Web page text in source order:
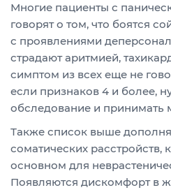
Многие пациенты с
говорят о том, что боятся
с проявлениями
страдают аритмией,
симптом из всех еще не
если признаков 4 и более,
обследование и принимать
Также список выше
соматических расстройств,
основном для
Появляются дискомфорт в